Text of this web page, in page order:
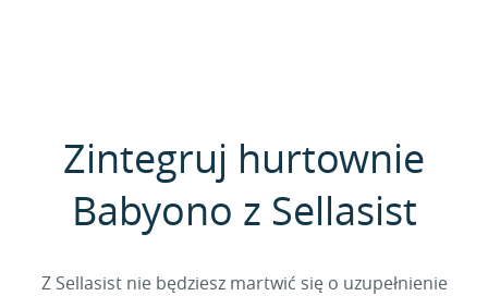
Zintegruj hurtownie
Babyono z Sellasist
Z Sellasist nie będziesz martwić się o uzupełnienie